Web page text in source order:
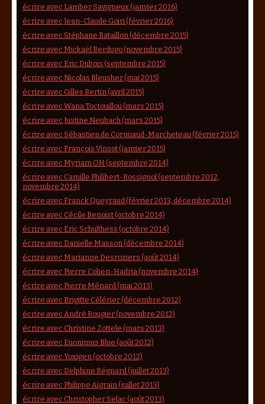
écrire avec Lamber Savigneux (janvier 2016)
écrire avec Jean-Claude Goiri (février 2016)
écrire avec Stéphane Bataillon (décembre 2015)
écrire avec Mickaël Berdugo (novembre 2015)
écrire avec Eric Dubois (septembre 2015)
écrire avec Nicolas Bleusher (mai 2015)
écrire avec Gilles Bertin (avril 2015)
écrire avec Wana Toctouillou (mars 2015)
écrire avec Justine Neubach (mars 2015)
écrire avec Sébastien de Cornuaud-Marcheteau (février 2015)
écrire avec François Vinsot (janvier 2015)
écrire avec Myriam OH (septembre 2014)
écrire avec Camille Philibert-Rossignol (septembre 2012,
novembre 2014)
écrire avec Franck Queyraud (février 2013, décembre 2014)
écrire avec Cécile Benoist (octobre 2014)
écrire avec Eric Schulthess (octobre 2014)
écrire avec Danielle Masson (décembre 2014)
écrire avec Marianne Desroziers (août 2014)
écrire avec Pierre Cohen-Hadria (novembre 2014)
écrire avec Pierre Ménard (mai 2013)
écrire avec Brigitte Célérier (décembre 2012)
écrire avec André Rougier (novembre 2012)
écrire avec Christine Zottele (mars 2013)
écrire avec Euonimus Blue (août 2012)
écrire avec Yoxigen (octobre 2012)
écrire avec Delphine Régnard (juillet 2013)
écrire avec Philippe Aigrain (juillet 2013)
écrire avec Christopher Selac (août 2013)